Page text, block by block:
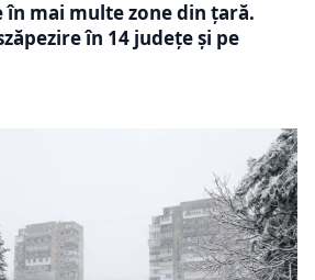
mai multe zone din țară.
în 14 județe și pe